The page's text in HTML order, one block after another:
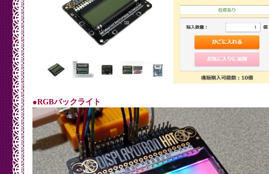
●RGBバックライト